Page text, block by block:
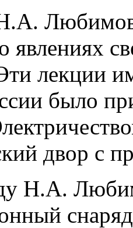
явлениях
лекции
было
двор с
Н.А.